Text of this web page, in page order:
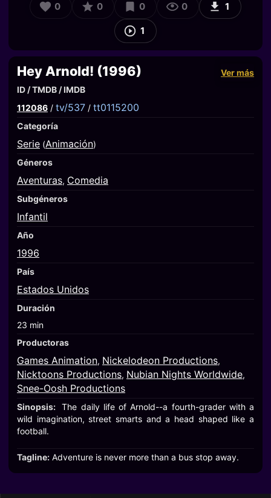
0 0 0 0 1
1
Hey Arnold! (1996)
Ver más
ID / TMDB / IMDB
112086 / tv/537 / tt0115200
Categoría
Serie (Animación)
Géneros
Aventuras, Comedia
Subgéneros
Infantil
Año
1996
País
Estados Unidos
Duración
23 min
Productoras
Games Animation, Nickelodeon Productions,
Nicktoons Productions, Nubian Nights Worldwide,
Snee-Oosh Productions
Sinopsis: The daily life of Arnold--a fourth-grader with a
wild imagination, street smarts and a head shaped like a
football.
Tagline: Adventure is never more than a bus stop away.